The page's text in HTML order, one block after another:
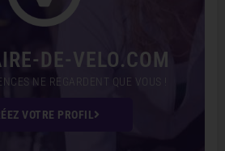
DE-VELO.COM
NE REGARDENT QUE VOUS !
VOTRE PROFIL